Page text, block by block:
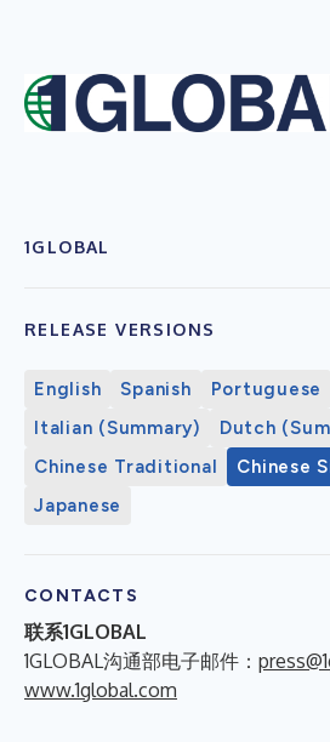
1GLOBAL
RELEASE VERSIONS
English Spanish Portuguese
Italian (Summary)
Dutch
Chinese Traditional
Chinese
Japanese
CONTACTS
联系1GLOBAL
1GLOBAL沟通部电子邮件：
www.1global.com